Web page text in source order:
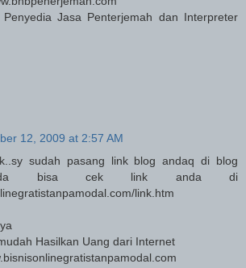
Jasa Penterjemah dan Interpreter
12, 2009 at 2:57 AM
sudah pasang link blog andaq di blog
bisa cek link anda di
link.htm
Hasilkan Uang dari Internet